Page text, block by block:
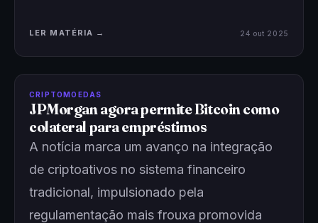
LER MATÉRIA → 24 out 2025
CRIPTOMOEDAS
JPMorgan agora permite Bitcoin como
colateral para empréstimos
A notícia marca um avanço na integração
de criptoativos no sistema financeiro
tradicional, impulsionado pela
regulamentação mais frouxa promovida